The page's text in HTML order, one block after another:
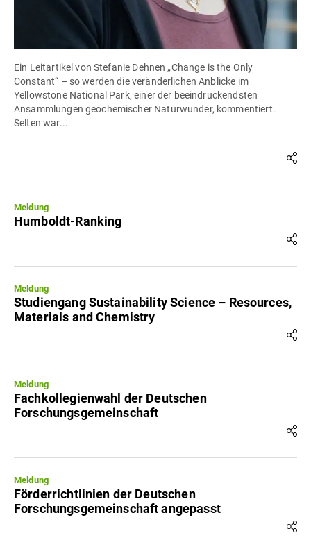
Ein Leitartikel von Stefanie Dehnen „Change is the Only
Constant“ – so werden die veränderlichen Anblicke im
Yellowstone National Park, einer der beeindruckendsten
Ansammlungen geochemischer Naturwunder, kommentiert.
Selten war...
Meldung
Humboldt-Ranking
Meldung
Studiengang Sustainability Science – Resources,
Materials and Chemistry
Meldung
Fachkollegienwahl der Deutschen
Forschungsgemeinschaft
Meldung
Förderrichtlinien der Deutschen
Forschungsgemeinschaft angepasst